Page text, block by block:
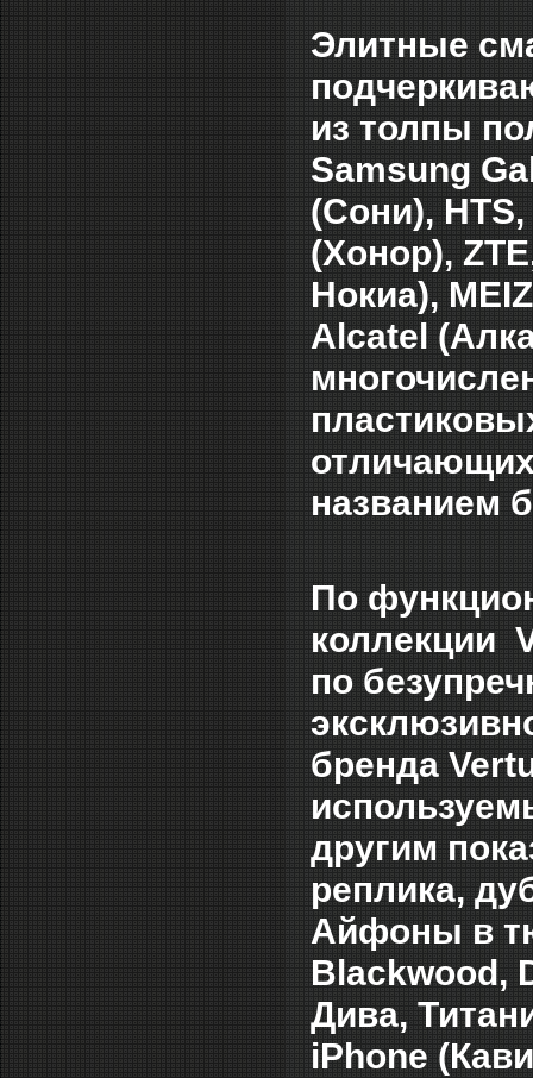
Элитные
из толпы
Samsung
(Сони),
(Хонор),
Нокиа),
Alcatel
названием
По
коллекции
по
бренда
другим
реплика,
Айфоны в
Blackwood,
Дива,
iPhone